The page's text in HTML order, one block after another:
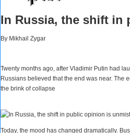
In Russia, the shift in
By Mikhail Zygar
Twenty months ago, after Vladimir Putin had
Russians believed that the end was near. The
the brink of collapse
Today, the mood has changed dramatically.